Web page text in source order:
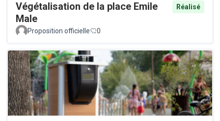
Végétalisation de la place Emile
Male
Réalisé
Proposition officielle 0